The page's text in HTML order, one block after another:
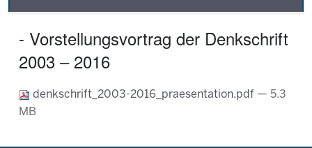
- Vorstellungsvortrag der Denkschrift
2003 – 2016
denkschrift_2003-2016_praesentation.pdf — 5.3
MB